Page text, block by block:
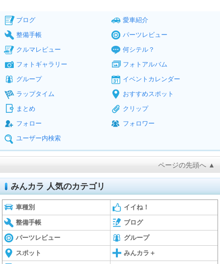
ブログ
愛車紹介
整備手帳
パーツレビュー
クルマレビュー
何シテル？
フォトギャラリー
フォトアルバム
グループ
イベントカレンダー
ラップタイム
おすすめスポット
まとめ
クリップ
フォロー
フォロワー
ユーザー内検索
ページの先頭へ ▲
みんカラ 人気のカテゴリ
車種別 イイね！
整備手帳 ブログ
パーツレビュー グループ
スポット みんカラ＋